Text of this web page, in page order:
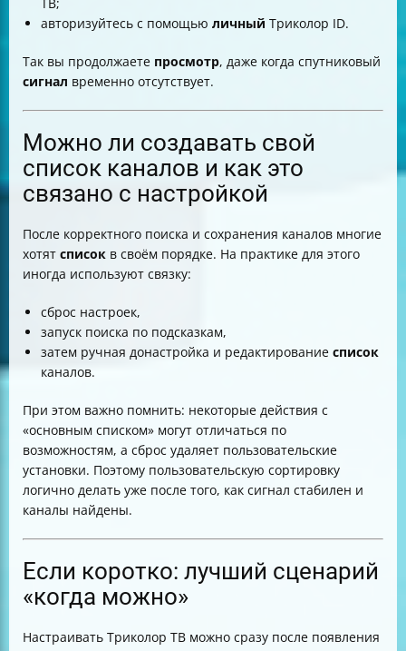
авторизуйтесь с помощью личный Триколор ID.
Так вы продолжаете просмотр, даже когда спутниковый
сигнал временно отсутствует.
Можно ли создавать свой
список каналов и как это
связано с настройкой
После корректного поиска и сохранения каналов многие
хотят список в своём порядке. На практике для этого
иногда используют связку:
сброс настроек,
запуск поиска по подсказкам,
затем ручная донастройка и редактирование список
каналов.
При этом важно помнить: некоторые действия с
«основным списком» могут отличаться по
возможностям, а сброс удаляет пользовательские
установки. Поэтому пользовательскую сортировку
логично делать уже после того, как сигнал стабилен и
каналы найдены.
Если коротко: лучший сценарий
«когда можно»
Настраивать Триколор ТВ можно сразу после появления